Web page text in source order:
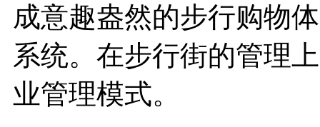
成意趣盎然的步行购物
系统。在步行街的管理
业管理模式。